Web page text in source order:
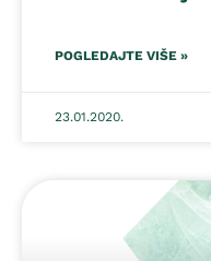
POGLEDAJTE VIŠE »
23.01.2020.